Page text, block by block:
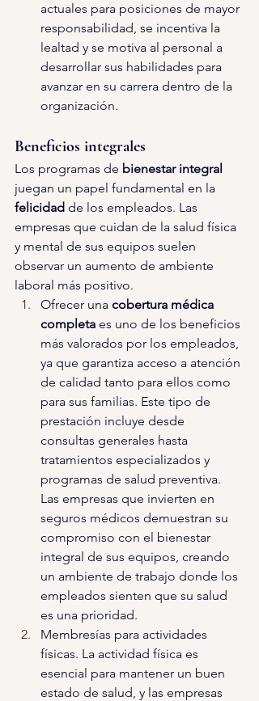
actuales para posiciones de mayor
responsabilidad, se incentiva la
lealtad y se motiva al personal a
desarrollar sus habilidades para
avanzar en su carrera dentro de la
organización.
Beneficios integrales
Los programas de bienestar integral
juegan un papel fundamental en la
felicidad de los empleados. Las
empresas que cuidan de la salud física
y mental de sus equipos suelen
observar un aumento de ambiente
laboral más positivo.
Ofrecer una cobertura médica
completa es uno de los beneficios
más valorados por los empleados,
ya que garantiza acceso a atención
de calidad tanto para ellos como
para sus familias. Este tipo de
prestación incluye desde
consultas generales hasta
tratamientos especializados y
programas de salud preventiva.
Las empresas que invierten en
seguros médicos demuestran su
compromiso con el bienestar
integral de sus equipos, creando
un ambiente de trabajo donde los
empleados sienten que su salud
es una prioridad.
Membresías para actividades
físicas. La actividad física es
esencial para mantener un buen
estado de salud, y las empresas